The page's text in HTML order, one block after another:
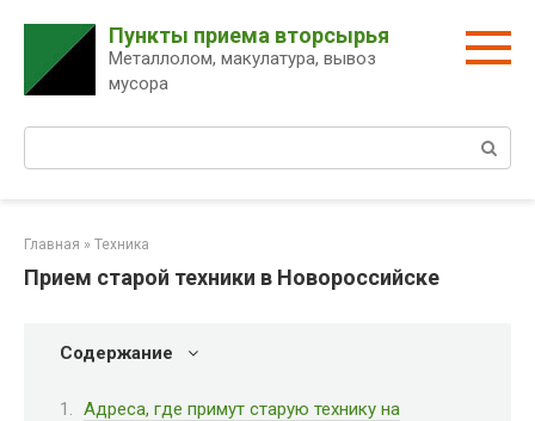
контенту
Пункты приема вторсырья
Металлолом, макулатура, вывоз
мусора
Главная » Техника
Прием старой техники в Новороссийске
Содержание
Адреса, где примут старую технику на